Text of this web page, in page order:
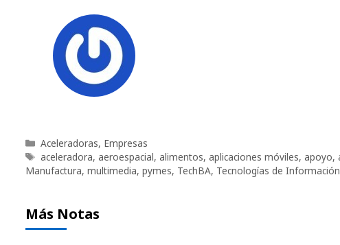
Categorías
Aceleradoras, Empresas
Etiquetas
aceleradora, aeroespacial, alimentos, aplicaciones móviles, apoyo,
Manufactura, multimedia, pymes, TechBA, Tecnologías de Información
Más Notas